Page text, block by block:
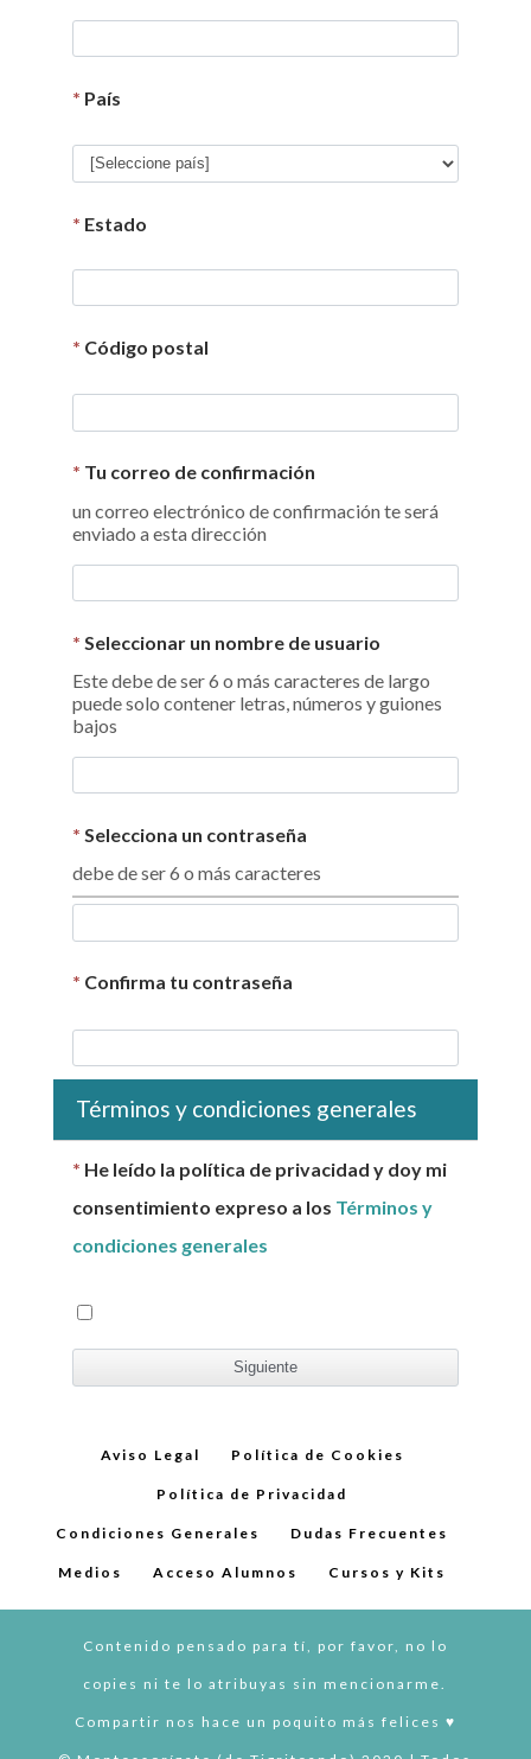
* País
* Estado
* Código postal
* Tu correo de confirmación
un correo electrónico de confirmación te será
enviado a esta dirección
* Seleccionar un nombre de usuario
Este debe de ser 6 o más caracteres de largo
puede solo contener letras, números y guiones
bajos
* Selecciona un contraseña
debe de ser 6 o más caracteres
* Confirma tu contraseña
Términos y condiciones generales
* He leído la política de privacidad y doy mi
consentimiento expreso a los Términos y
condiciones generales
Aviso Legal Política de Cookies
Política de Privacidad
Condiciones Generales Dudas Frecuentes
Medios Acceso Alumnos Cursos y Kits
Contenido pensado para tí, por favor, no lo
copies ni te lo atribuyas sin mencionarme.
Compartir nos hace un poquito más felices ♥︎